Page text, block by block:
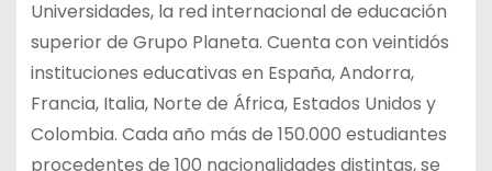
Universidades, la red internacional de educación
superior de Grupo Planeta. Cuenta con veintidós
instituciones educativas en España, Andorra,
Francia, Italia, Norte de África, Estados Unidos y
Colombia. Cada año más de 150.000 estudiantes
procedentes de 100 nacionalidades distintas, se